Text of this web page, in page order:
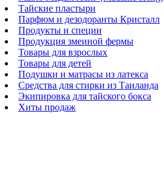
Тайские пластыри
Парфюм и дезодоранты Кристалл
Продукты и специи
Продукция змеиной фермы
Товары для взрослых
Товары для детей
Подушки и матрасы из латекса
Средства для стирки из Таиланда
Экипировка для тайского бокса
Хиты продаж